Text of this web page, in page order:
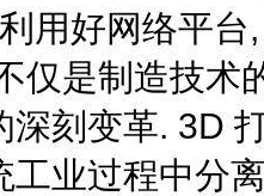
用好网络平
仅是制造技术
深刻变革. 3D
工业过程中分